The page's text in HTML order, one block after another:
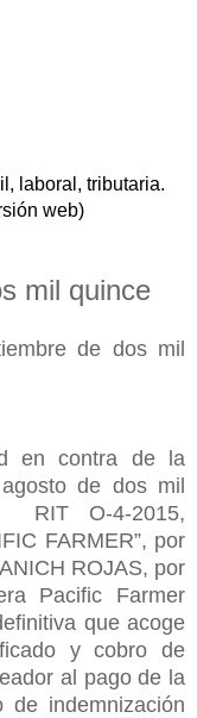
laboral, tributaria.
web)
mil quince
de dos mil
en contra de la
de dos mil
RIT O-4-2015,
FARMER”, por
ROJAS, por
Pacific Farmer
que acoge
y cobro de
al pago de la
indemnización